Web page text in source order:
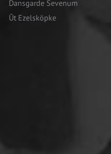
Dansgarde Sevenum
Ût Ezelsköpke